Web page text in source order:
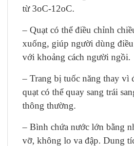
từ 3oC-12oC.
– Quạt có thể điều chỉnh
xuống, giúp người dùng
với khoảng cách người ngồi.
– Trang bị tuốc năng thay vì
quạt có thể quay sang trái
thông thường.
– Bình chứa nước lớn bằng
vỡ, không lo va đập. Dung